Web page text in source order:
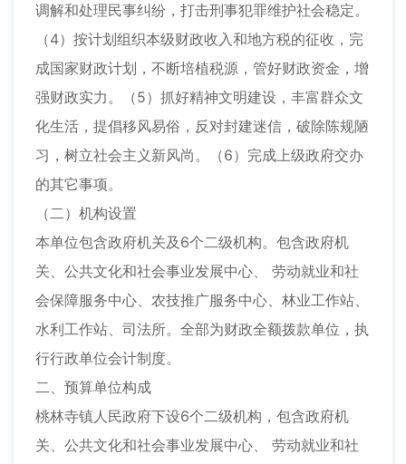
调解和处理民事纠纷，打击刑事犯罪维护社会稳定。
（4）按计划组织本级财政收入和地方税的征收，完
成国家财政计划，不断培植税源，管好财政资金，增
强财政实力。（5）抓好精神文明建设，丰富群众文
化生活，提倡移风易俗，反对封建迷信，破除陈规陋
习，树立社会主义新风尚。（6）完成上级政府交办
的其它事项。
（二）机构设置
本单位包含政府机关及6个二级机构。包含政府机
关、公共文化和社会事业发展中心、 劳动就业和社
会保障服务中心、农技推广服务中心、林业工作站、
水利工作站、司法所。全部为财政全额拨款单位，执
行行政单位会计制度。
二、预算单位构成
桃林寺镇人民政府下设6个二级机构，包含政府机
关、公共文化和社会事业发展中心、 劳动就业和社